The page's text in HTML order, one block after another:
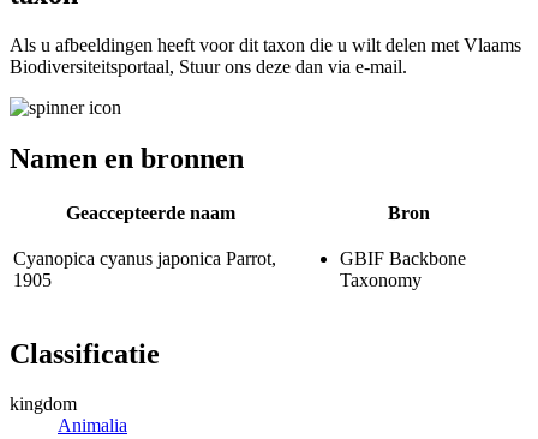
Als u afbeeldingen heeft voor dit taxon die u wilt delen met Vlaams
Biodiversiteitsportaal, Stuur ons deze dan via e-mail.
Namen en bronnen
Geaccepteerde naam Bron
Cyanopica cyanus japonica Parrot,
1905
GBIF Backbone
Taxonomy
Classificatie
kingdom
Animalia